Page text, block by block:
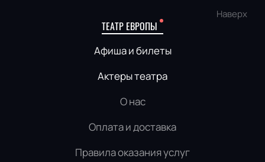
Наверх
ТЕАТР ЕВРОПЫ
Афиша и билеты
Актеры театра
О нас
Оплата и доставка
Правила оказания услуг